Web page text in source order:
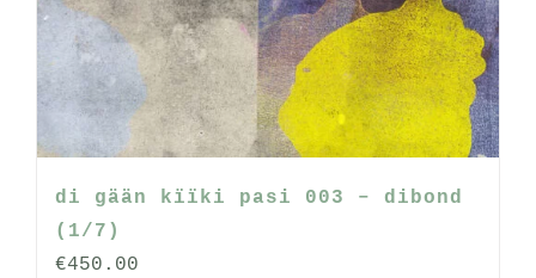
gekozen
worden
op
de
productpagina
di gään kïïki pasi 003 – dibond
(1/7)
€450.00